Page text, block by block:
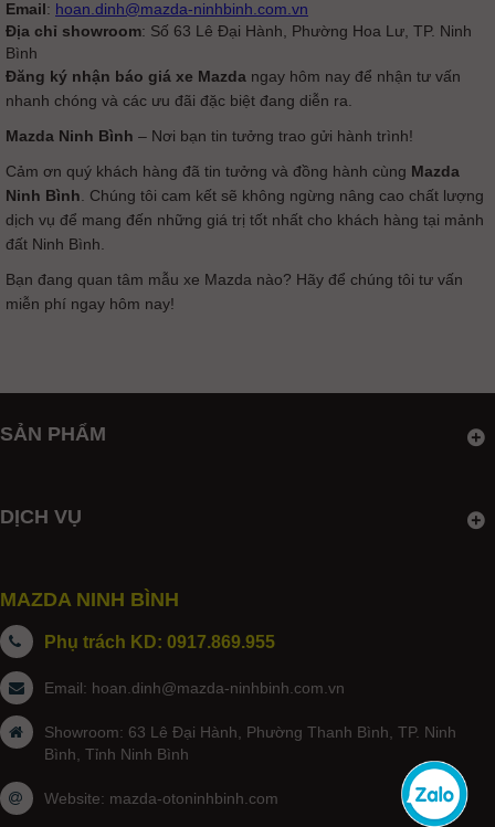
Email: hoan.dinh@mazda-ninhbinh.com.vn
Địa chỉ showroom: Số 63 Lê Đại Hành, Phường Hoa Lư, TP. Ninh
Bình
Đăng ký nhận báo giá xe Mazda ngay hôm nay để nhận tư vấn
nhanh chóng và các ưu đãi đặc biệt đang diễn ra.
Mazda Ninh Bình – Nơi bạn tin tưởng trao gửi hành trình!
Cảm ơn quý khách hàng đã tin tưởng và đồng hành cùng Mazda
Ninh Bình . Chúng tôi cam kết sẽ không ngừng nâng cao chất lượng
dịch vụ để mang đến những giá trị tốt nhất cho khách hàng tại mảnh
đất Ninh Bình.
Bạn đang quan tâm mẫu xe Mazda nào? Hãy để chúng tôi tư vấn
miễn phí ngay hôm nay!
SẢN PHẨM
DỊCH VỤ
MAZDA NINH BÌNH
Phụ trách KD: 0917.869.955
Email: hoan.dinh@mazda-ninhbinh.com.vn
Showroom: 63 Lê Đại Hành, Phường Thanh Bình, TP. Ninh
Bình, Tỉnh Ninh Bình
Website: mazda-otoninhbinh.com